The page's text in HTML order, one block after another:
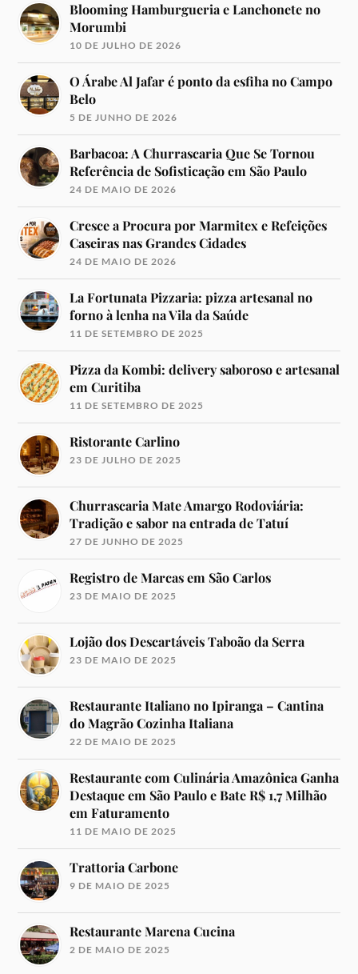
Blooming Hamburgueria e Lanchonete no
Morumbi
10 DE JULHO DE 2026
O Árabe Al Jafar é ponto da esfiha no Campo
Belo
5 DE JUNHO DE 2026
Barbacoa: A Churrascaria Que Se Tornou
Referência de Sofisticação em São Paulo
24 DE MAIO DE 2026
Cresce a Procura por Marmitex e Refeições
Caseiras nas Grandes Cidades
24 DE MAIO DE 2026
La Fortunata Pizzaria: pizza artesanal no
forno à lenha na Vila da Saúde
11 DE SETEMBRO DE 2025
Pizza da Kombi: delivery saboroso e artesanal
em Curitiba
11 DE SETEMBRO DE 2025
Ristorante Carlino
23 DE JULHO DE 2025
Churrascaria Mate Amargo Rodoviária:
Tradição e sabor na entrada de Tatuí
27 DE JUNHO DE 2025
Registro de Marcas em São Carlos
23 DE MAIO DE 2025
Lojão dos Descartáveis Taboão da Serra
23 DE MAIO DE 2025
Restaurante Italiano no Ipiranga – Cantina
do Magrão Cozinha Italiana
22 DE MAIO DE 2025
Restaurante com Culinária Amazônica Ganha
Destaque em São Paulo e Bate R$ 1,7 Milhão
em Faturamento
11 DE MAIO DE 2025
Trattoria Carbone
9 DE MAIO DE 2025
Restaurante Marena Cucina
2 DE MAIO DE 2025